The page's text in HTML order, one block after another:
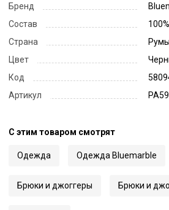
Бренд
Состав
Страна
Цвет
Код
Артикул
С этим товаром смотрят
Одежда Одежда Bluemarble
Брюки и джоггеры Брюки и